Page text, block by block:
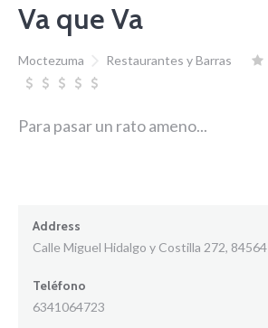
Va que Va
Moctezuma Restaurantes y Barras
Para pasar un rato ameno...
Address
Calle Miguel Hidalgo y Costilla 272,
Teléfono
6341064723